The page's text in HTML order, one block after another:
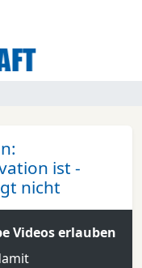
ist -
nicht
Videos erlauben